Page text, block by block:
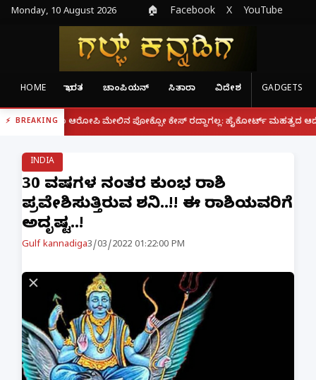
Monday, 10 August 2026 🏠 Facebook X YouTube
HOME ಭಾರತ ಚಾಂಪಿಯನ್ ಸಿತಾರಾ ವಿದೇಶ GADGETS
BREAKING
ಆರೋಪಿ ಮೇಲಿನ ಪೋಕ್ಸೋ ಕೇಸ್ ರದ್ದಾಗಲ್ಲ: ಹೈಕೋರ್ಟ್ ಮಹತ್ವದ ಆದೇಶ | ಫೋನ್
INDIA
30 ವರ್ಷಗಳ ನಂತರ ಕುಂಭ ರಾಶಿ
ಪ್ರವೇಶಿಸುತ್ತಿರುವ ಶನಿ..!! ಈ ರಾಶಿಯವರಿಗೆ
ಅದೃಷ್ಟ..!
Gulf kannadiga3/03/2022 01:22:00 PM